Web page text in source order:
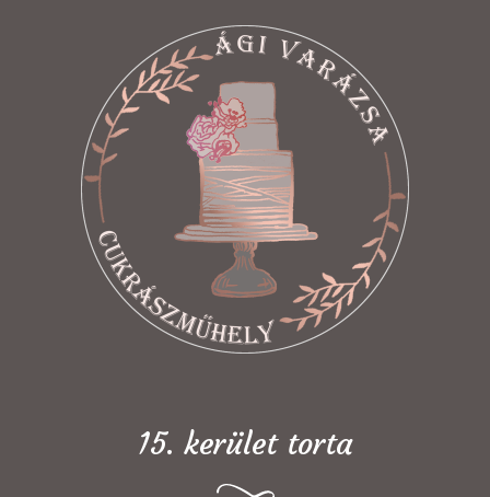
15. kerület torta